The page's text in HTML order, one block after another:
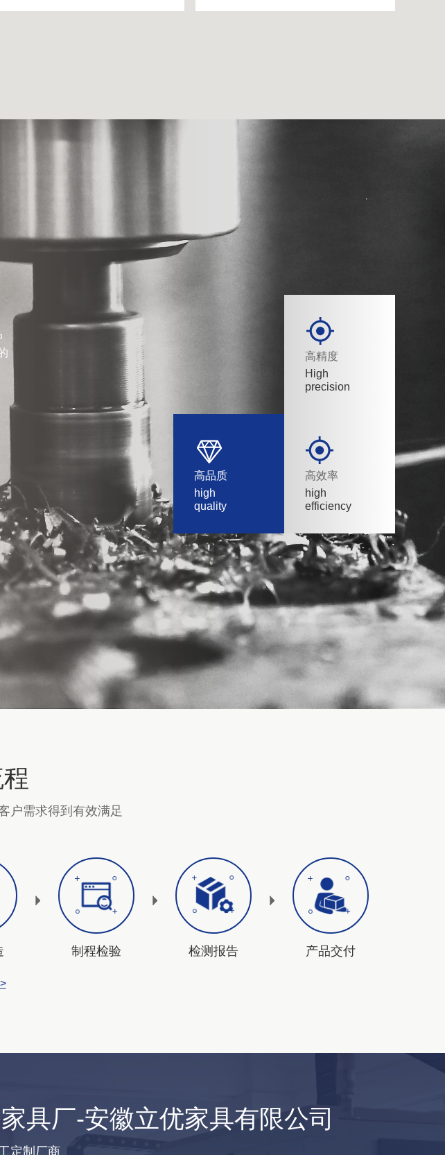
高精度
High
precision
高品质
high
quality
高效率
high
efficiency
户需求得到有效满足
制程检验 检测报告 产品交付
具厂-安徽立优家具有限公司
定制厂商